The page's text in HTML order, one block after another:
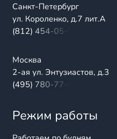
Санкт-Петербург
ул. Короленко, д.7 лит.А
(812) 454-05-54
Москва
2-ая ул. Энтузиастов, д.3
(495) 780-77-98
Режим работы